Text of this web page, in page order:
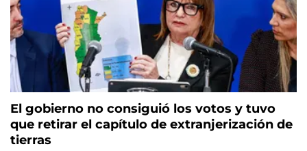
El gobierno no consiguió los votos y tuvo
que retirar el capítulo de extranjerización de
tierras